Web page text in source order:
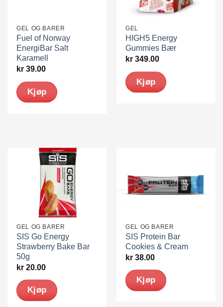
GEL OG BARER
Fuel of Norway
EnergiBar Salt
Karamell
kr 39.00
Kjøp
GEL
HIGH5 Energy
Gummies Bær
kr 349.00
Kjøp
GEL OG BARER
SIS Go Energy
Strawberry Bake Bar
50g
kr 20.00
Kjøp
GEL OG BARER
SIS Protein Bar
Cookies & Cream
kr 38.00
Kjøp